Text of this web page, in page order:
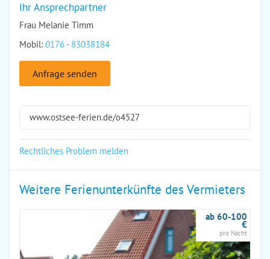
Ihr Ansprechpartner
Frau Melanie Timm
Mobil: 0176 - 83038184
Anfrage senden
www.ostsee-ferien.de/o4527
Rechtliches Problem melden
Weitere Ferienunterkünfte des Vermieters
ab 60-100
€
pro Nacht